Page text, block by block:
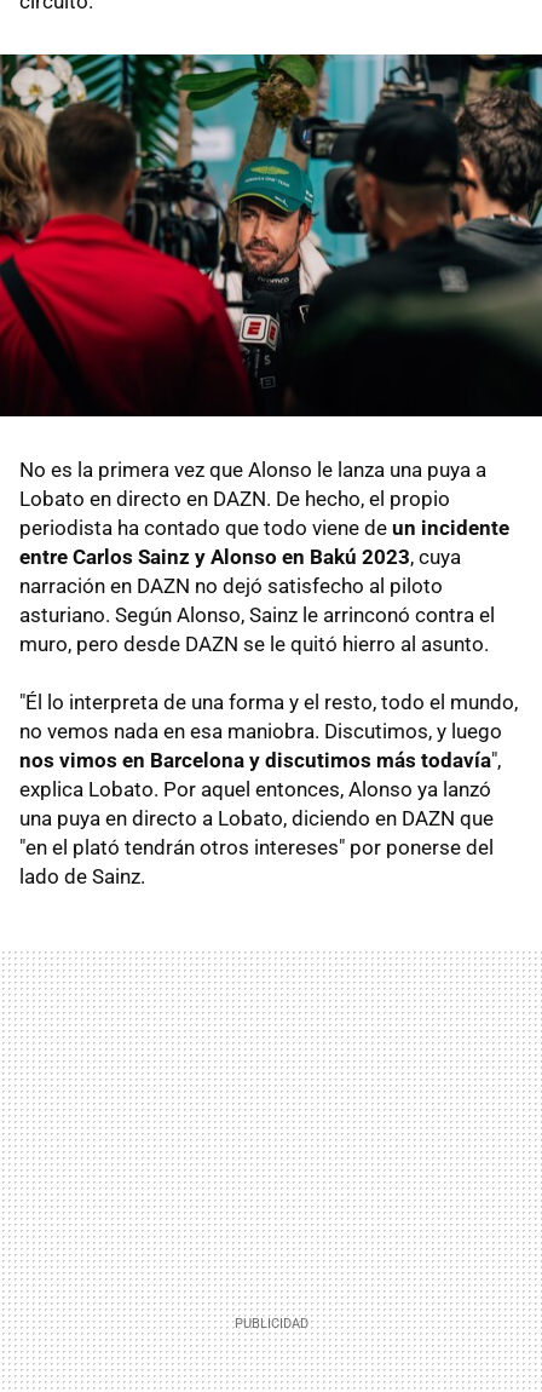
No es la primera vez que Alonso le lanza una puya a
Lobato en directo en DAZN. De hecho, el propio
periodista ha contado que todo viene de un incidente
entre Carlos Sainz y Alonso en Bakú 2023, cuya
narración en DAZN no dejó satisfecho al piloto
asturiano. Según Alonso, Sainz le arrinconó contra el
muro, pero desde DAZN se le quitó hierro al asunto.
"Él lo interpreta de una forma y el resto, todo el mundo,
no vemos nada en esa maniobra. Discutimos, y luego
nos vimos en Barcelona y discutimos más todavía",
explica Lobato. Por aquel entonces, Alonso ya lanzó
una puya en directo a Lobato, diciendo en DAZN que
"en el plató tendrán otros intereses" por ponerse del
lado de Sainz.